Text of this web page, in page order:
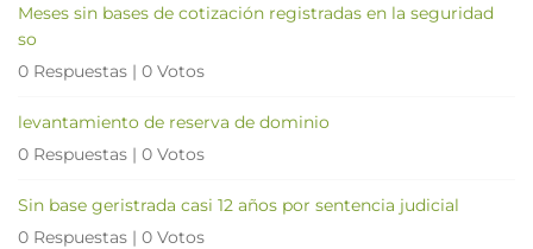
Meses sin bases de cotización registradas en la seguridad
so
0 Respuestas | 0 Votos
levantamiento de reserva de dominio
0 Respuestas | 0 Votos
Sin base geristrada casi 12 años por sentencia judicial
0 Respuestas | 0 Votos